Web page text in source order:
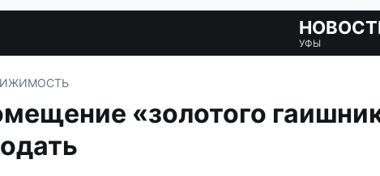
УФЫ
«золотого